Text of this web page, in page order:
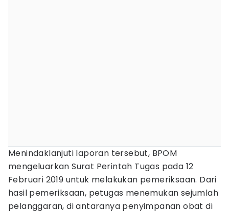
Menindaklanjuti laporan tersebut, BPOM
mengeluarkan Surat Perintah Tugas pada 12
Februari 2019 untuk melakukan pemeriksaan. Dari
hasil pemeriksaan, petugas menemukan sejumlah
pelanggaran, di antaranya penyimpanan obat di